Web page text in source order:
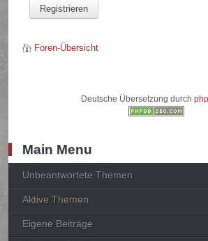
Registrieren
Foren-Übersicht
Deutsche Übersetzung durch
Main Menu
Unbeantwortete Themen
Aktive Themen
Eigene Beiträge